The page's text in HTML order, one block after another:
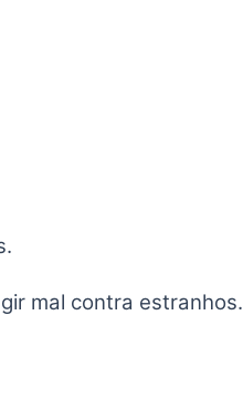
mal contra estranhos.